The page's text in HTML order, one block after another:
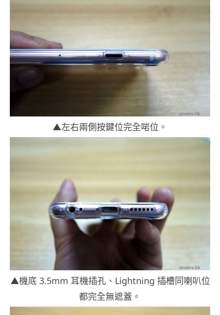
▲左右兩側按鍵位完全啱位。
▲機底 3.5mm 耳機插孔、Lightning 插槽同喇叭位
都完全無遮蓋。